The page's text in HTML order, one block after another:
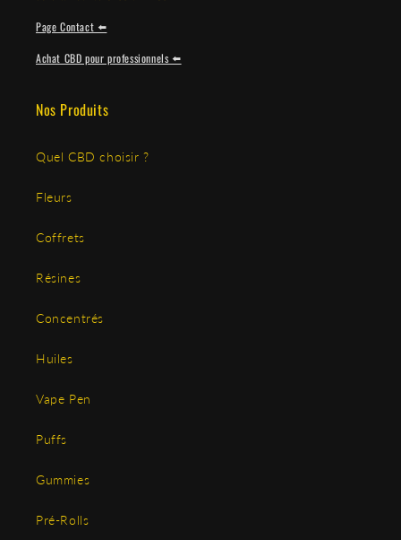
Page Contact ⬅️
Achat CBD pour professionnels ⬅️
Nos Produits
Quel CBD choisir ?
Fleurs
Coffrets
Résines
Concentrés
Huiles
Vape Pen
Puffs
Gummies
Pré-Rolls